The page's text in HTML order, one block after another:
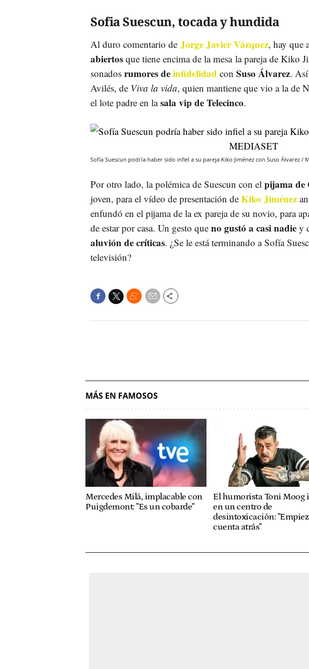
Sofia Suescun, tocada y hundida
Al duro comentario de Jorge Javier Vázquez, hay que
abiertos que tiene encima de la mesa la pareja de Kiko
sonados rumores deinfidelidad con Suso Álvarez.
Avilés, de Viva la vida, quien mantiene que vio a la de
el lote padre en lasala vip de Telecinco.
Sofía Suescun podría haber sido infiel a su pareja Kiko Jiménez con Suso Álvarez /
Por otro lado, la polémica de Suescun con el pijama de
joven, para el vídeo de presentación de Kiko Jiménez
enfundó en el pijama de la ex pareja de su novio, para
de estar por casa. Un gesto que no gustó a casi nadie y
aluvión de críticas. ¿Se le está terminando a Sofía
televisión?
MÁS EN FAMOSOS
Mercedes Milá, implacable con
Puigdemont: "Es un cobarde"
El humorista Toni Moog
en un centro de
desintoxicación:
cuenta atrás"